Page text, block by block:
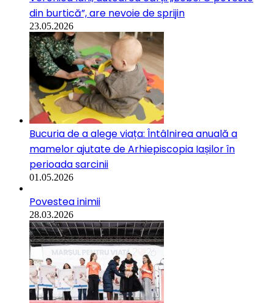
din burtică”, are nevoie de sprijin
23.05.2026
Bucuria de a alege viața: Întâlnirea anuală a
mamelor ajutate de Arhiepiscopia Iașilor în
perioada sarcinii
01.05.2026
Povestea inimii
28.03.2026